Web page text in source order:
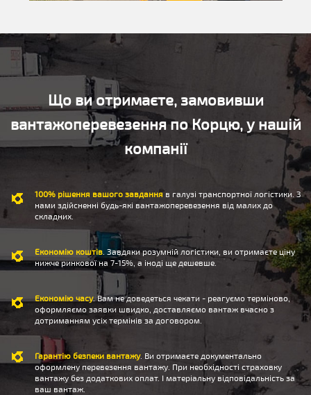
Що ви отримаєте, замовивши
вантажоперевезення по Корцю, у нашій
компанії
100% рішення вашого завданняв галузі транспортної логістики. З
нами здійсненні будь-які вантажоперевезення від малих до
складних.
Економію коштів . Завдяки розумній логістики, ви отримаєте ціну
нижче ринкової на 7-15%, а іноді ще дешевше.
Економію часу. Вам не доведеться чекати - реагуємо терміново,
оформляємо заявки швидко, доставляємо вантаж вчасно з
дотриманням усіх термінів за договором.
Гарантію безпеки вантажу. Ви отримаєте документально
оформлену перевезення вантажу. При необхідності страховку
вантажу без додаткових оплат. І матеріальну відповідальність за
ваш вантаж.